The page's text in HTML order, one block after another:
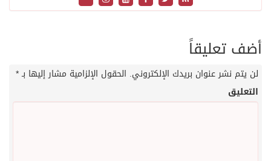
أضف تعليقاً
لن يتم نشر عنوان بريدك الإلكتروني. الحقول الإلزامية مشار إليها بـ*
التعليق